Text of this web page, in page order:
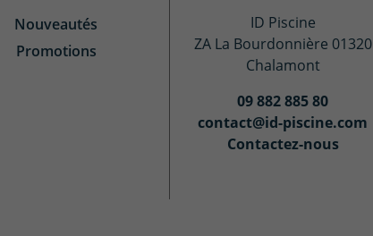
Nouveautés
Promotions
ID Piscine
ZA La Bourdonnière 01320
Chalamont
09 882 885 80
contact@id-piscine.com
Contactez-nous